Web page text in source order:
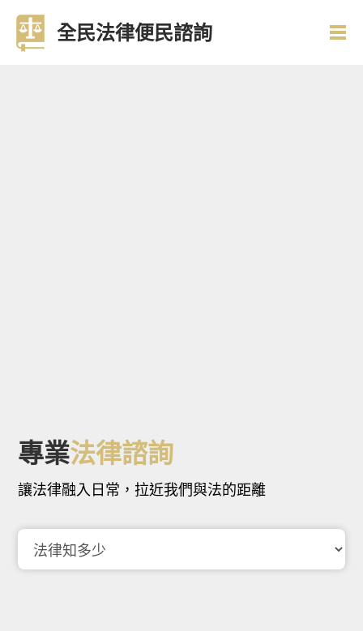
全民法律便民諮詢
專業法律諮詢
讓法律融入日常，拉近我們與法的距離